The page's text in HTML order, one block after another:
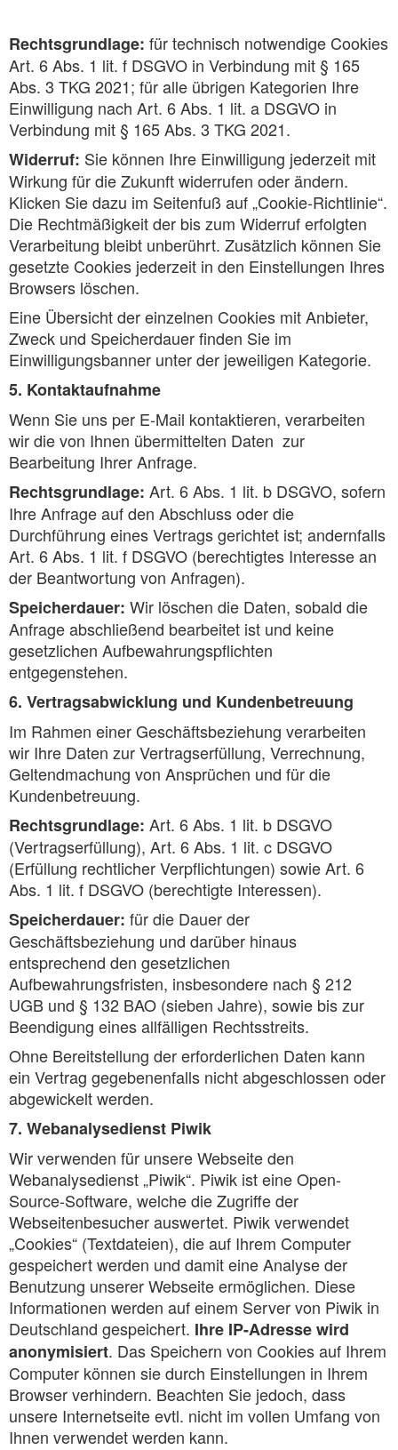
Rechtsgrundlage: für technisch notwendige Cookies
Art. 6 Abs. 1 lit. f DSGVO in Verbindung mit § 165
Abs. 3 TKG 2021; für alle übrigen Kategorien Ihre
Einwilligung nach Art. 6 Abs. 1 lit. a DSGVO in
Verbindung mit § 165 Abs. 3 TKG 2021.
Widerruf: Sie können Ihre Einwilligung jederzeit mit
Wirkung für die Zukunft widerrufen oder ändern.
Klicken Sie dazu im Seitenfuß auf „Cookie-Richtlinie“.
Die Rechtmäßigkeit der bis zum Widerruf erfolgten
Verarbeitung bleibt unberührt. Zusätzlich können Sie
gesetzte Cookies jederzeit in den Einstellungen Ihres
Browsers löschen.
Eine Übersicht der einzelnen Cookies mit Anbieter,
Zweck und Speicherdauer finden Sie im
Einwilligungsbanner unter der jeweiligen Kategorie.
5. Kontaktaufnahme
Wenn Sie uns per E-Mail kontaktieren, verarbeiten
wir die von Ihnen übermittelten Daten zur
Bearbeitung Ihrer Anfrage.
Rechtsgrundlage: Art. 6 Abs. 1 lit. b DSGVO, sofern
Ihre Anfrage auf den Abschluss oder die
Durchführung eines Vertrags gerichtet ist; andernfalls
Art. 6 Abs. 1 lit. f DSGVO (berechtigtes Interesse an
der Beantwortung von Anfragen).
Speicherdauer: Wir löschen die Daten, sobald die
Anfrage abschließend bearbeitet ist und keine
gesetzlichen Aufbewahrungspflichten
entgegenstehen.
6. Vertragsabwicklung und Kundenbetreuung
Im Rahmen einer Geschäftsbeziehung verarbeiten
wir Ihre Daten zur Vertragserfüllung, Verrechnung,
Geltendmachung von Ansprüchen und für die
Kundenbetreuung.
Rechtsgrundlage: Art. 6 Abs. 1 lit. b DSGVO
(Vertragserfüllung), Art. 6 Abs. 1 lit. c DSGVO
(Erfüllung rechtlicher Verpflichtungen) sowie Art. 6
Abs. 1 lit. f DSGVO (berechtigte Interessen).
Speicherdauer: für die Dauer der
Geschäftsbeziehung und darüber hinaus
entsprechend den gesetzlichen
Aufbewahrungsfristen, insbesondere nach § 212
UGB und § 132 BAO (sieben Jahre), sowie bis zur
Beendigung eines allfälligen Rechtsstreits.
Ohne Bereitstellung der erforderlichen Daten kann
ein Vertrag gegebenenfalls nicht abgeschlossen oder
abgewickelt werden.
7. Webanalysedienst Piwik
Wir verwenden für unsere Webseite den
Webanalysedienst „Piwik“. Piwik ist eine Open-
Source-Software, welche die Zugriffe der
Webseitenbesucher auswertet. Piwik verwendet
„Cookies“ (Textdateien), die auf Ihrem Computer
gespeichert werden und damit eine Analyse der
Benutzung unserer Webseite ermöglichen. Diese
Informationen werden auf einem Server von Piwik in
Deutschland gespeichert. Ihre IP-Adresse wird
anonymisiert. Das Speichern von Cookies auf Ihrem
Computer können sie durch Einstellungen in Ihrem
Browser verhindern. Beachten Sie jedoch, dass
unsere Internetseite evtl. nicht im vollen Umfang von
Ihnen verwendet werden kann.